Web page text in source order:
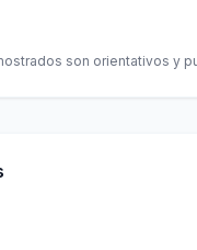
son orientativos y